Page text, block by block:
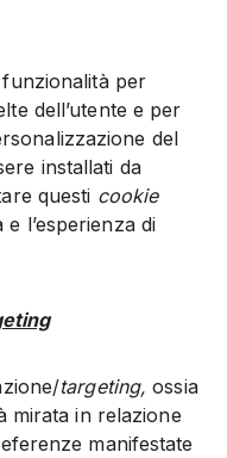
per
dell’utente e per
del
installati da
questi cookie
l’esperienza di
targeting, ossia
mirata in relazione
manifestate